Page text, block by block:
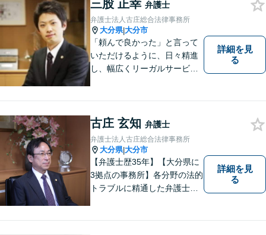
で、明確に判断をお示しし、
問題解決をサポートいたしま
す。
三股 正幸 弁護士
弁護士法人古庄総合法律事務所
大分県|大分市
「頼んで良かった」と言って
いただけるように、日々精進
し、幅広くリーガルサービス
詳細を見
る
古庄 玄知 弁護士
弁護士法人古庄総合法律事務所
大分県|大分市
【弁護士歴35年】【大分県に
3拠点の事務所】各分野の法的
トラブルに精通した弁護士で
詳細を見
る